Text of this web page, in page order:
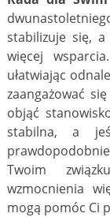
stabilizuje się,
więcej
ułatwiając
zaangażować
objąć
stabilna, a
Twoim
wzmocnienia
mogą pomóc Ci